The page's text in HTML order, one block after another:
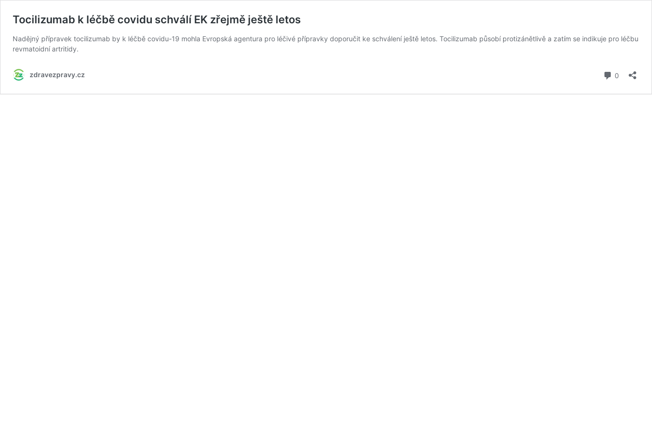
Tocilizumab k léčbě covidu schválí EK zřejmě ještě letos
Nadějný přípravek tocilizumab by k léčbě covidu-19 mohla Evropská agentura pro léčivé přípravky doporučit ke schválení ještě letos. Tocilizumab působí protizánětlivě a zatím se indikuje pro léčbu
revmatoidní artritidy.
zdravezpravy.cz 0 komentářů